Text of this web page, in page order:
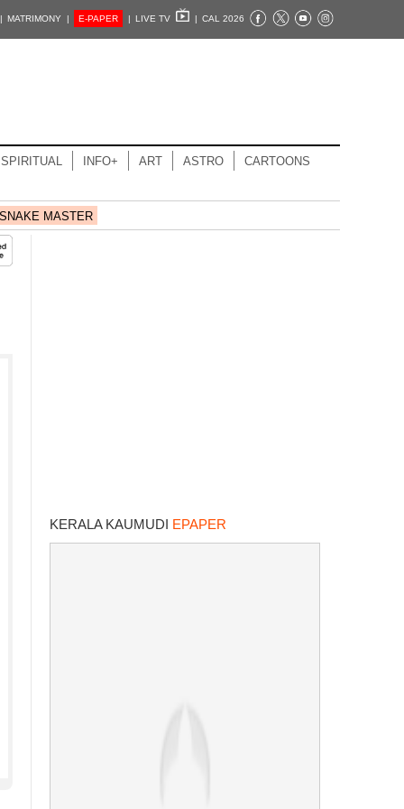
MATRIMONY | E-PAPER | LIVE TV | CAL 2026
SPIRITUAL INFO+ ART ASTRO CARTOONS
MASTER
KERALA KAUMUDI EPAPER